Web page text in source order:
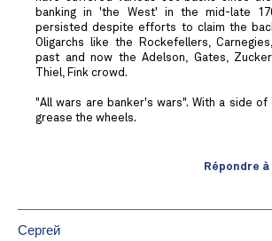
banking in 'the West' in the mid-late
persisted despite efforts to claim the
Oligarchs like the Rockefellers,
past and now the Adelson, Gates,
Thiel, Fink crowd.
"All wars are banker's wars". With a side
grease the wheels.
Répondre
Сергей